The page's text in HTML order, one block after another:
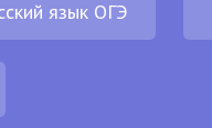
язык ОГЭ